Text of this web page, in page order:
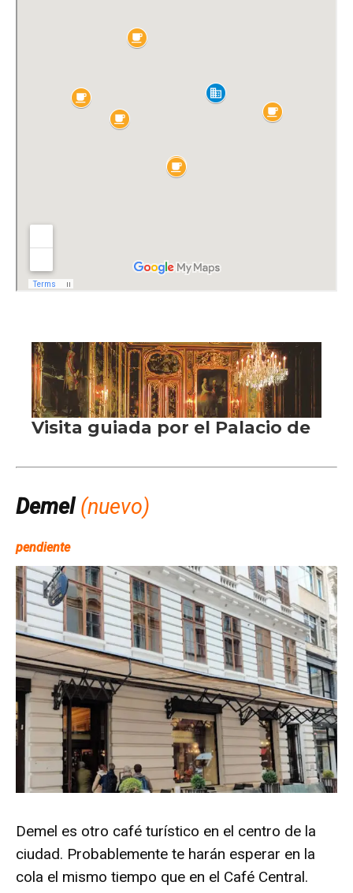
Demel (nuevo)
pendiente
Demel es otro café turístico en el centro de la
ciudad. Probablemente te harán esperar en la
cola el mismo tiempo que en el Café Central.